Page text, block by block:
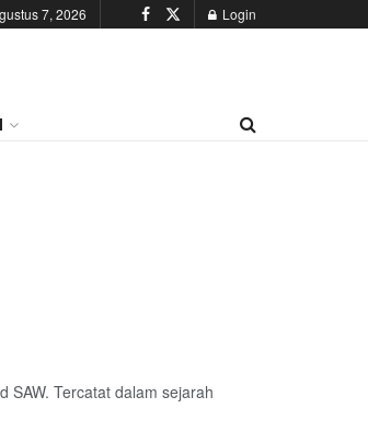
7, 2026 Login
SAW. Tercatat dalam sejarah